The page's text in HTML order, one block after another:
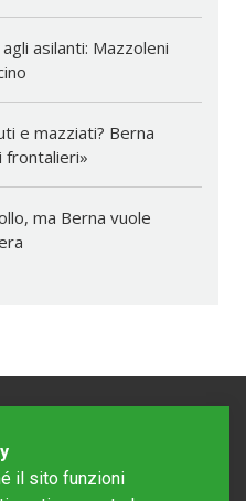
asilanti: Mazzoleni
e mazziati? Berna
frontalieri»
ma Berna vuole
il sito funzioni